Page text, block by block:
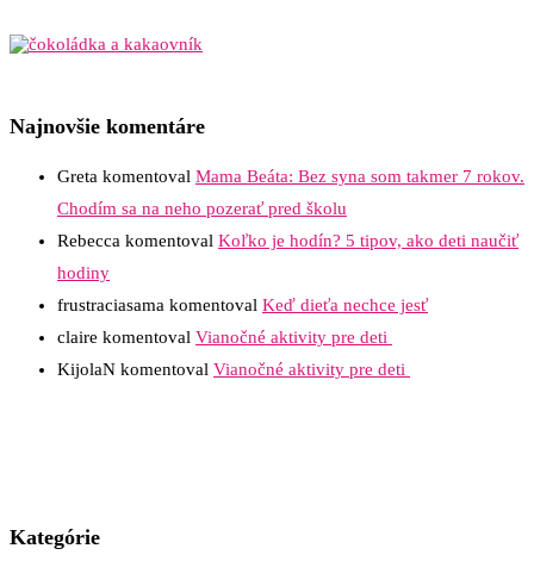
Najnovšie komentáre
Greta komentoval Mama Beáta: Bez syna som takmer 7 rokov.
Chodím sa na neho pozerať pred školu
Rebecca komentoval Koľko je hodín? 5 tipov, ako deti naučiť
hodiny
frustraciasama komentoval Keď dieťa nechce jesť
claire komentoval Vianočné aktivity pre deti
KijolaN komentoval Vianočné aktivity pre deti
Kategórie